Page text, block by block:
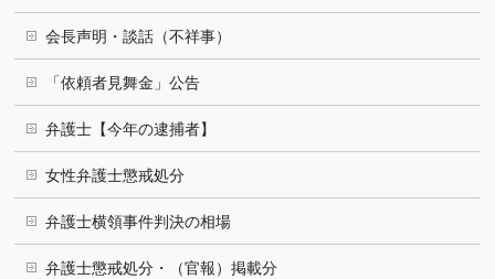
会長声明・談話（不祥事）
「依頼者見舞金」公告
弁護士【今年の逮捕者】
女性弁護士懲戒処分
弁護士横領事件判決の相場
弁護士懲戒処分・（官報）掲載分